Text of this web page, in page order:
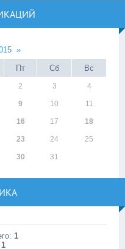
»
Пт Сб Вс
2 3 4
9 10 11
16 17 18
23 24 25
30 31
1
1